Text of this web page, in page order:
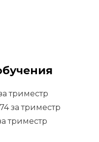
триместр
за триместр
триместр